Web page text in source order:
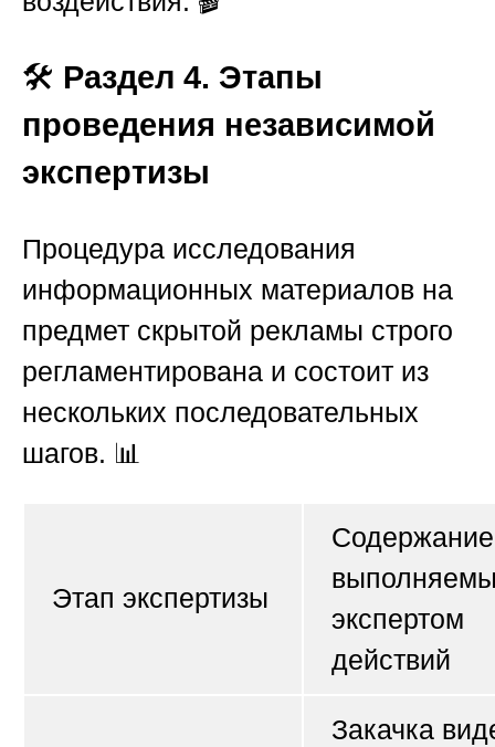
🛠️ Раздел 4. Этапы
проведения независимой
экспертизы
Процедура исследования
информационных материалов на
предмет скрытой рекламы строго
регламентирована и состоит из
нескольких последовательных
шагов. 📊
Этап экспертизы
Содержание
экспертом
действий
Закачка